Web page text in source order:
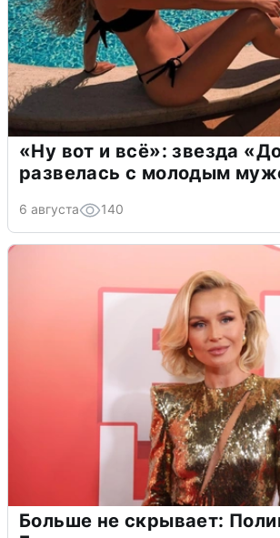
«Ну вот и всё»: звезда
развелась с молодым
6 августа 140
Больше не скрывает: